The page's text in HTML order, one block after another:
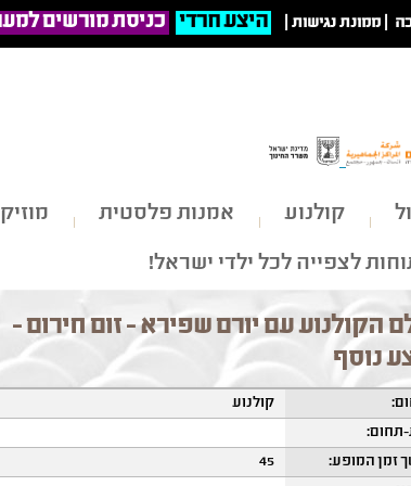
ממונת נגישות היצע חרדי כניסת מורשים
קולנוע אמנות פלסטית
לצפייה לכל ילדי ישראל!
הקולנוע עם יורם שפירא - זום חירום -
נוסף
קולנוע
תחום:
זמן המופע:
45